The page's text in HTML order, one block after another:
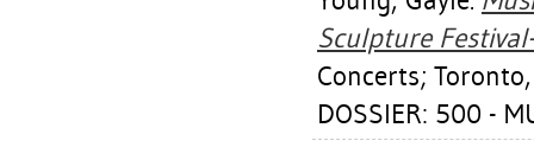
Sculpture
Concerts;
DOSSIER: 500 -